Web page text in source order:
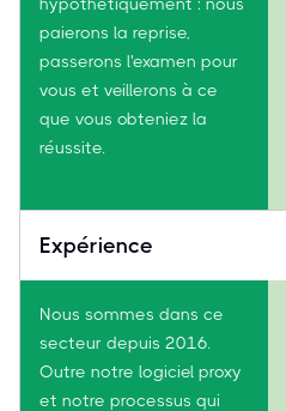
paierons la reprise,
passerons l'examen pour
vous et veillerons à ce
que vous obteniez la
réussite.
Expérience
Nous sommes dans ce
secteur depuis 2016.
Outre notre logiciel proxy
et notre processus qui